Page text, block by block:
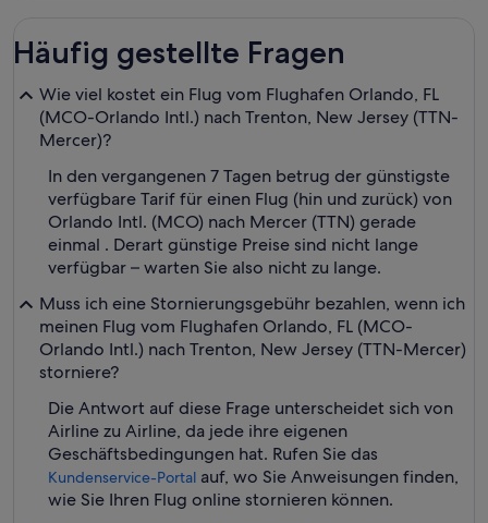
Häufig gestellte Fragen
Wie viel kostet ein Flug vom Flughafen Orlando, FL
(MCO-Orlando Intl.) nach Trenton, New Jersey (TTN-
Mercer)?
In den vergangenen 7 Tagen betrug der günstigste
verfügbare Tarif für einen Flug (hin und zurück) von
Orlando Intl. (MCO) nach Mercer (TTN) gerade
einmal . Derart günstige Preise sind nicht lange
verfügbar – warten Sie also nicht zu lange.
Muss ich eine Stornierungsgebühr bezahlen, wenn ich
meinen Flug vom Flughafen Orlando, FL (MCO-
Orlando Intl.) nach Trenton, New Jersey (TTN-Mercer)
storniere?
Die Antwort auf diese Frage unterscheidet sich von
Airline zu Airline, da jede ihre eigenen
Geschäftsbedingungen hat. Rufen Sie das
Kundenservice-Portal auf, wo Sie Anweisungen finden,
wie Sie Ihren Flug online stornieren können.